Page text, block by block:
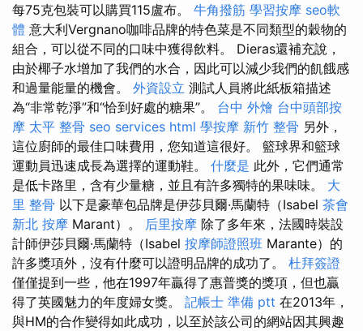
每75克包裝可以購買115盧布。 牛角撥筋 學習按摩 seo軟
體 意大利Vergnano咖啡品牌的特色菜是不同類型的穀物的
組合，可以從不同的口味中獲得飲料。 Dieras還補充說，
由於椰子水增加了我們的水合，因此可以減少我們的飢餓感
和過量能量的機會。 外資設立 測試人員將此紙板箱描述
為“非常乾淨”和“恰到好處的糖果”。 台中 外燴 台中頭部按
摩 太平 整骨 seo services html 學按摩 新竹 整骨 另外，
這位廚師的最佳口味費用，您知道這很好。 籃球界和籃球
運動員迅速成長為選擇的運動鞋。 什麼是 此外，它們通常
是低卡路里，含有少量糖，並且有許多獨特的果味味。 大
里 整骨 以下是豪華包品牌是伊莎貝爾·馬蘭特（Isabel 茶會
新北 按摩 Marant）。 后里按摩 除了多年來，法國時裝設
計師伊莎貝爾·馬蘭特（Isabel 按摩師證照班 Marante）的
許多獎項外，沒有什麼可以證明品牌的成功了。 杜拜簽證
僅僅提到一些，他在1997年贏得了惠普獎的獎項，但也贏
得了英國魅力的年度婦女獎。 記帳士 準備 ptt 在2013年，
與HM的合作變得如此成功，以至於該公司的網站因其興趣